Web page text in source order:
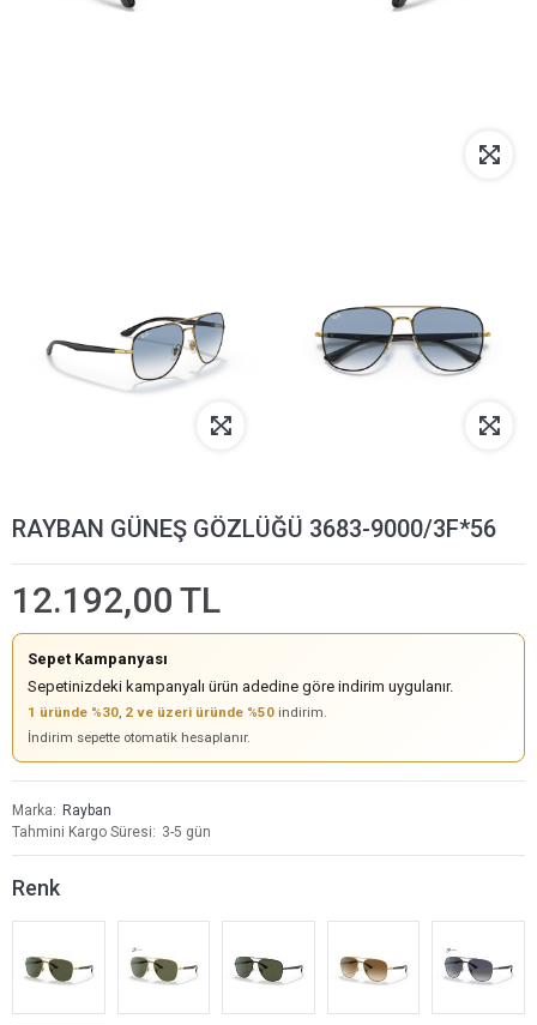
RAYBAN GÜNEŞ GÖZLÜĞÜ 3683-9000/3F*56
12.192,00 TL
Sepet Kampanyası
Sepetinizdeki kampanyalı ürün adedine göre indirim uygulanır.
1 üründe %30, 2 ve üzeri üründe %50 indirim.
İndirim sepette otomatik hesaplanır.
Marka
Rayban
Tahmini Kargo Süresi
3-5 gün
Renk